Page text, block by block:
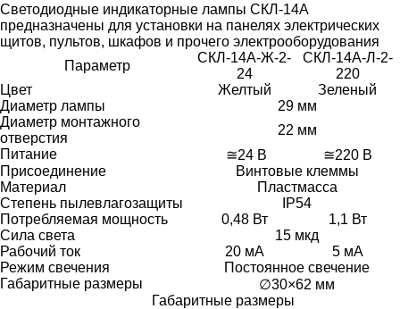
Светодиодные индикаторные лампы СКЛ-14А
предназначены для установки на панелях электрических
щитов, пультов, шкафов и прочего электрооборудования
Параметр
СКЛ-14А-Ж-2-
24
СКЛ-14А-Л-2-
220
Цвет
Желтый
Зеленый
Диаметр лампы
29 мм
Диаметр монтажного
отверстия
22 мм
Питание
≅24 В
≅220 В
Присоединение
Винтовые клеммы
Материал
Пластмасса
Степень пылевлагозащиты
IP54
Потребляемая мощность
0,48 Вт
1,1 Вт
Сила света
15 мкд
Рабочий ток
20 мА
5 мА
Режим свечения
Постоянное свечение
Габаритные размеры
∅30×62 мм
Габаритные размеры